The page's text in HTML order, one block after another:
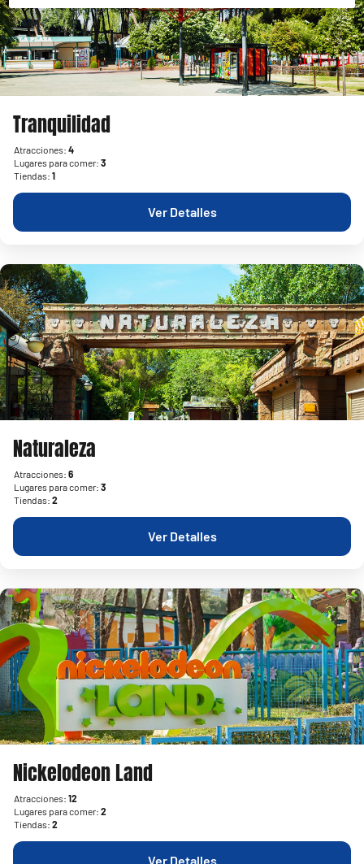
Tranquilidad
Atracciones: 4
Lugares para comer: 3
Tiendas: 1
Ver Detalles
Naturaleza
Atracciones: 6
Lugares para comer: 3
Tiendas: 2
Ver Detalles
Nickelodeon Land
Atracciones: 12
Lugares para comer: 2
Tiendas: 2
Ver Detalles